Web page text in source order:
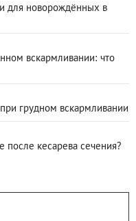
для новорождённых в
вскармливании: что
грудном вскармливании
после кесарева сечения?